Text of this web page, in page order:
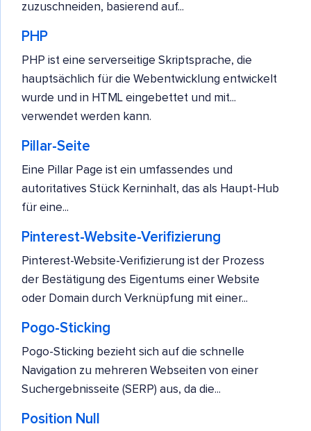
zuzuschneiden, basierend auf...
PHP
PHP ist eine serverseitige Skriptsprache, die
hauptsächlich für die Webentwicklung entwickelt
wurde und in HTML eingebettet und mit...
verwendet werden kann.
Pillar-Seite
Eine Pillar Page ist ein umfassendes und
autoritatives Stück Kerninhalt, das als Haupt-Hub
für eine...
Pinterest-Website-Verifizierung
Pinterest-Website-Verifizierung ist der Prozess
der Bestätigung des Eigentums einer Website
oder Domain durch Verknüpfung mit einer...
Pogo-Sticking
Pogo-Sticking bezieht sich auf die schnelle
Navigation zu mehreren Webseiten von einer
Suchergebnisseite (SERP) aus, da die...
Position Null